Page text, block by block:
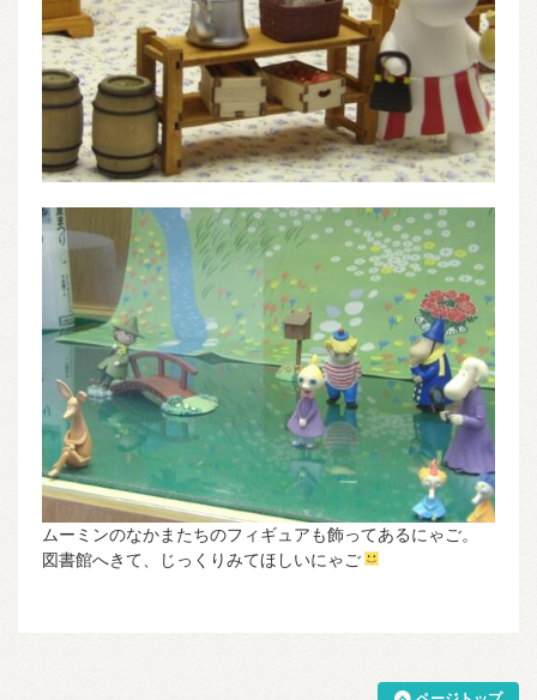
ムーミンのなかまたちのフィギュアも飾ってあるにゃご。
図書館へきて、じっくりみてほしいにゃご